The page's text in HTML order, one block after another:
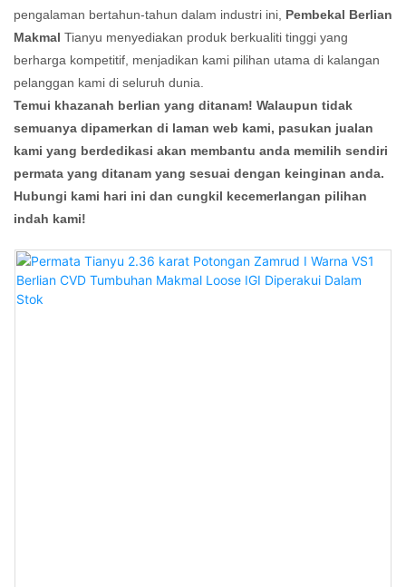
pengalaman bertahun-tahun dalam industri ini, Pembekal Berlian
Makmal Tianyu menyediakan produk berkualiti tinggi yang
berharga kompetitif, menjadikan kami pilihan utama di kalangan
pelanggan kami di seluruh dunia.
Temui khazanah berlian yang ditanam! Walaupun tidak
semuanya dipamerkan di laman web kami, pasukan jualan
kami yang berdedikasi akan membantu anda memilih sendiri
permata yang ditanam yang sesuai dengan keinginan anda.
Hubungi kami hari ini dan cungkil kecemerlangan pilihan
indah kami!